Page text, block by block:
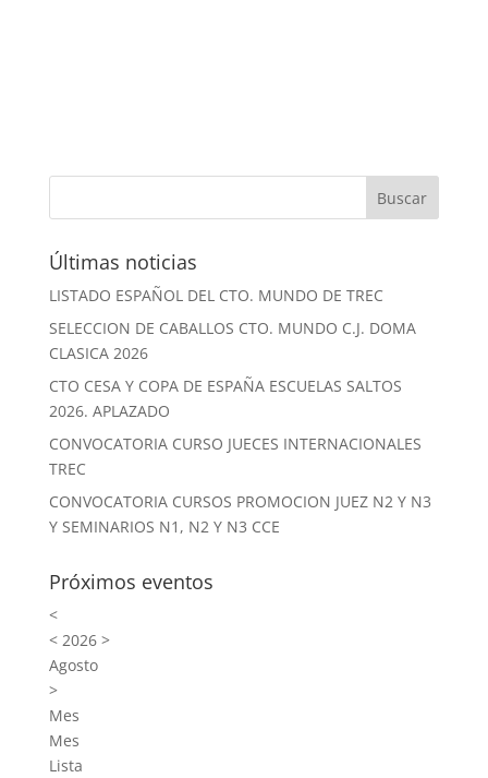
Últimas noticias
LISTADO ESPAÑOL DEL CTO. MUNDO DE TREC
SELECCION DE CABALLOS CTO. MUNDO C.J. DOMA
CLASICA 2026
CTO CESA Y COPA DE ESPAÑA ESCUELAS SALTOS
2026. APLAZADO
CONVOCATORIA CURSO JUECES INTERNACIONALES
TREC
CONVOCATORIA CURSOS PROMOCION JUEZ N2 Y N3
Y SEMINARIOS N1, N2 Y N3 CCE
Próximos eventos
<
<2026 >
Agosto
>
Mes
Mes
Lista